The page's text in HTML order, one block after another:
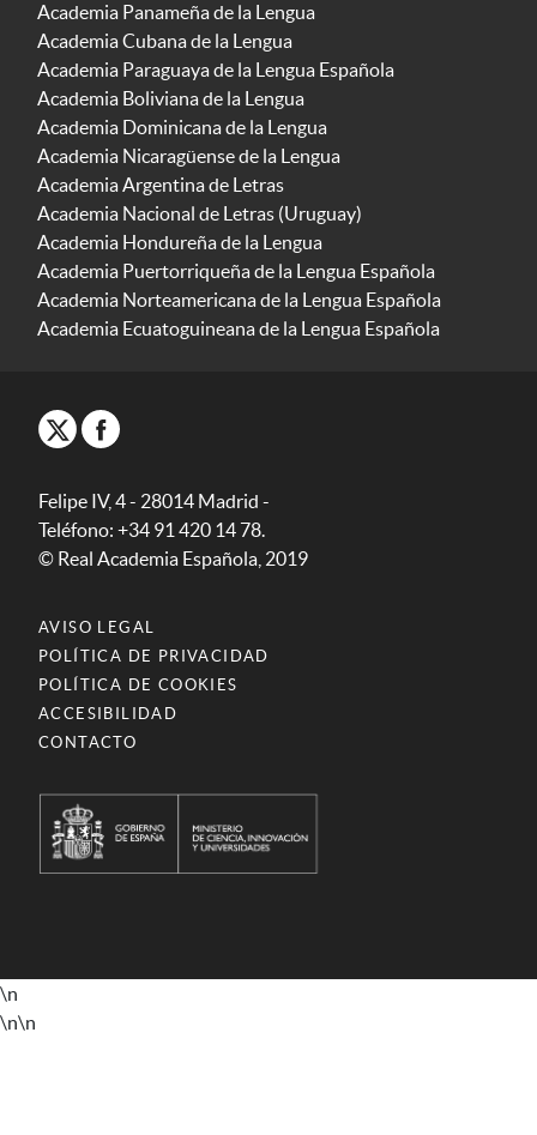
Academia Panameña de la Lengua
Academia Cubana de la Lengua
Academia Paraguaya de la Lengua Española
Academia Boliviana de la Lengua
Academia Dominicana de la Lengua
Academia Nicaragüense de la Lengua
Academia Argentina de Letras
Academia Nacional de Letras (Uruguay)
Academia Hondureña de la Lengua
Academia Puertorriqueña de la Lengua Española
Academia Norteamericana de la Lengua Española
Academia Ecuatoguineana de la Lengua Española
Felipe IV, 4 - 28014 Madrid -
Teléfono: +34 91 420 14 78.
© Real Academia Española, 2019
AVISO LEGAL
POLÍTICA DE PRIVACIDAD
POLÍTICA DE COOKIES
ACCESIBILIDAD
CONTACTO
\n
\n\n